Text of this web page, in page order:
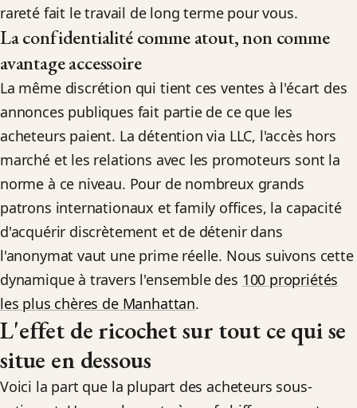
rareté fait le travail de long terme pour vous.
La confidentialité comme atout, non comme
avantage accessoire
La même discrétion qui tient ces ventes à l'écart des
annonces publiques fait partie de ce que les
acheteurs paient. La détention via LLC, l'accès hors
marché et les relations avec les promoteurs sont la
norme à ce niveau. Pour de nombreux grands
patrons internationaux et family offices, la capacité
d'acquérir discrètement et de détenir dans
l'anonymat vaut une prime réelle. Nous suivons cette
dynamique à travers l'ensemble des 100 propriétés
les plus chères de Manhattan.
L'effet de ricochet sur tout ce qui se
situe en dessous
Voici la part que la plupart des acheteurs sous-